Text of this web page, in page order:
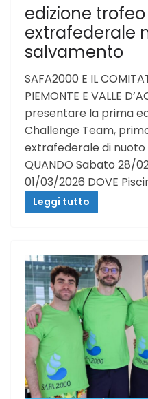
edizione
extrafederale
salvamento
SAFA2000 E IL
PIEMONTE E VALLE
presentare la prima
Challenge Team,
extrafederale di
QUANDO Sabato 28/
01/03/2026 DOVE
Leggi tutto